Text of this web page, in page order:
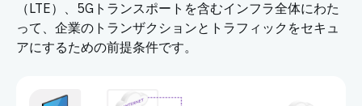
（LTE）、5Gトランスポートを含むインフラ全体にわた
って、企業のトランザクションとトラフィックをセキュ
アにするための前提条件です。